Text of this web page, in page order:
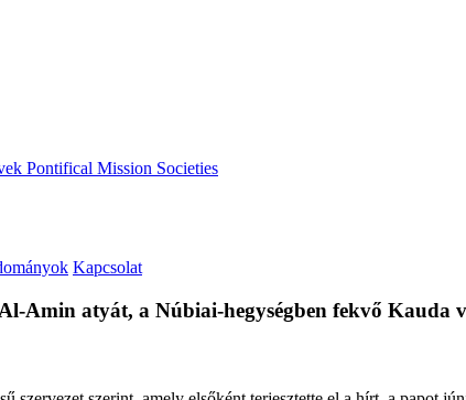
Pontifical Mission Societies
Kapcsolat
Amin atyát, a Núbiai-hegységben fekvő Kauda